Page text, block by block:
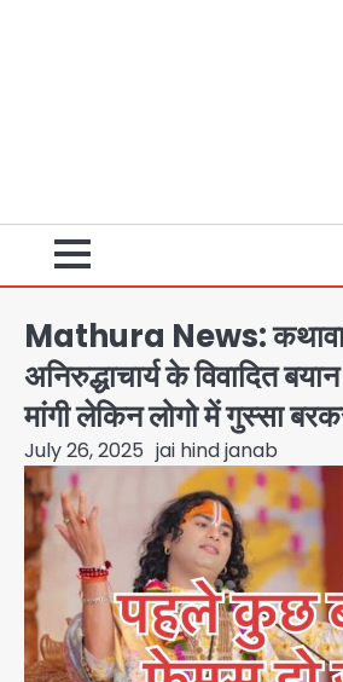
Mathura News:
अनिरुद्धाचार्य के विवादित
मांगी लेकिन लोगो में गुस्सा
July 26, 2025 jai hind janab